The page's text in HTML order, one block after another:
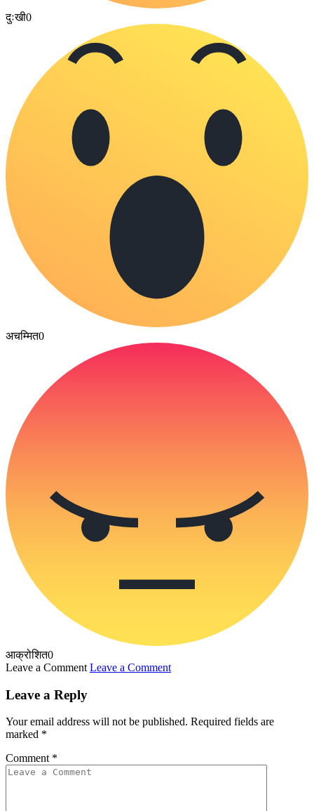
दुःखी0
अचम्मित0
आक्रोशित0
Leave a Comment Leave a Comment
Leave a Reply
Your email address will not be published. Required fields are
marked *
Comment *